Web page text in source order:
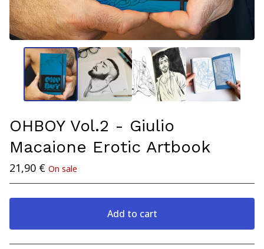
OHBOY Vol.2 - Giulio
Macaione Erotic Artbook
21,90 € On sale
Add to cart